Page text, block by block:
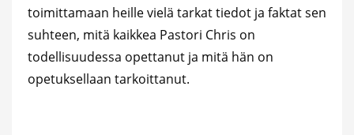
toimittamaan heille vielä tarkat tiedot ja faktat sen
suhteen, mitä kaikkea Pastori Chris on
todellisuudessa opettanut ja mitä hän on
opetuksellaan tarkoittanut.